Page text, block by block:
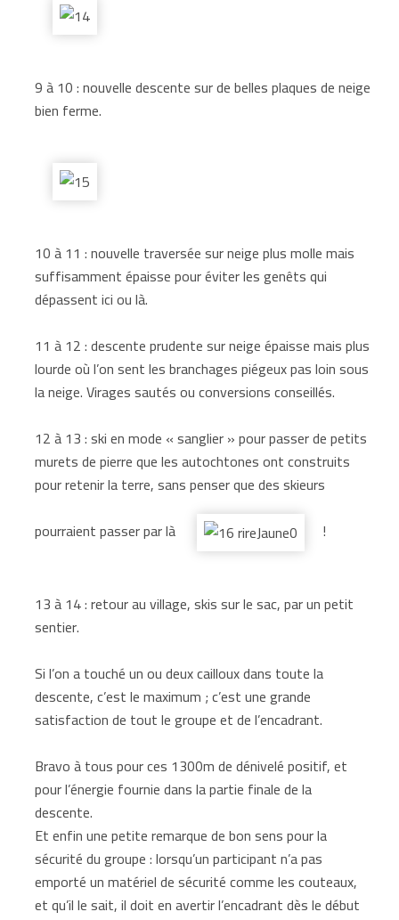
9 à 10 : nouvelle descente sur de belles plaques de neige
bien ferme.
10 à 11 : nouvelle traversée sur neige plus molle mais
suffisamment épaisse pour éviter les genêts qui
dépassent ici ou là.
11 à 12 : descente prudente sur neige épaisse mais plus
lourde où l’on sent les branchages piégeux pas loin sous
la neige. Virages sautés ou conversions conseillés.
12 à 13 : ski en mode « sanglier » pour passer de petits
murets de pierre que les autochtones ont construits
pour retenir la terre, sans penser que des skieurs
pourraient passer par là
!
13 à 14 : retour au village, skis sur le sac, par un petit
sentier.
Si l’on a touché un ou deux cailloux dans toute la
descente, c’est le maximum ; c’est une grande
satisfaction de tout le groupe et de l’encadrant.
Bravo à tous pour ces 1300m de dénivelé positif, et
pour l’énergie fournie dans la partie finale de la
descente.
Et enfin une petite remarque de bon sens pour la
sécurité du groupe : lorsqu’un participant n’a pas
emporté un matériel de sécurité comme les couteaux,
et qu’il le sait, il doit en avertir l’encadrant dès le début